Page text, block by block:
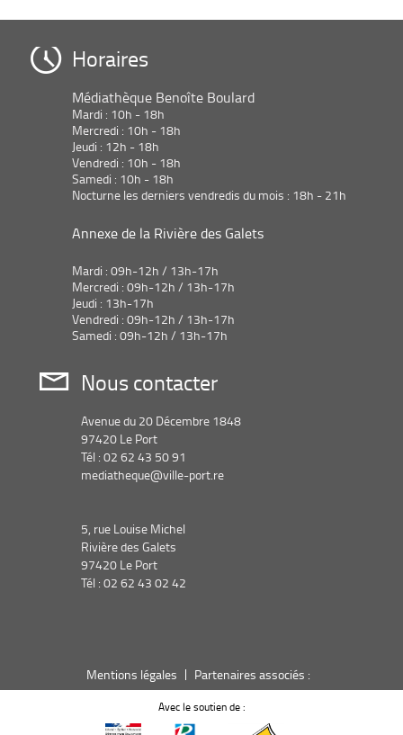
Horaires
Médiathèque Benoîte Boulard
Mardi : 10h - 18h
Mercredi : 10h - 18h
Jeudi : 12h - 18h
Vendredi : 10h - 18h
Samedi : 10h - 18h
Nocturne les derniers vendredis du mois : 18h - 21h
Annexe de la Rivière des Galets
Mardi : 09h-12h / 13h-17h
Mercredi : 09h-12h / 13h-17h
Jeudi : 13h-17h
Vendredi : 09h-12h / 13h-17h
Samedi : 09h-12h / 13h-17h
Nous contacter
Avenue du 20 Décembre 1848
97420 Le Port
Tél : 02 62 43 50 91
mediatheque@ville-port.re
5, rue Louise Michel
Rivière des Galets
97420 Le Port
Tél : 02 62 43 02 42
Mentions légales Partenaires associés :
Avec le soutien de :